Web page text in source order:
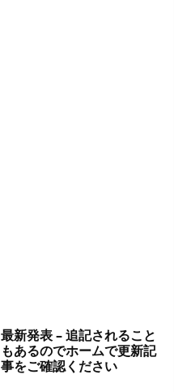
最新発表 – 追記されること
もあるのでホームで更新記
事をご確認ください